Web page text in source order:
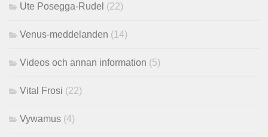
Ute Posegga-Rudel (22)
Venus-meddelanden (14)
Videos och annan information (5)
Vital Frosi (22)
Vywamus (4)